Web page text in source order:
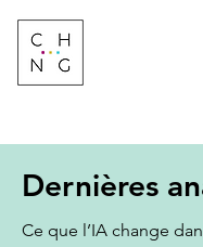
Dernières
Ce que l’IA change